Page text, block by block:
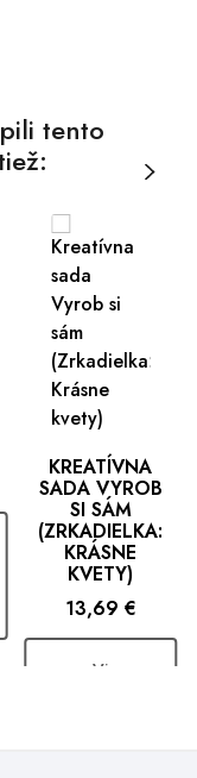
tento
KREATÍVNA
SADA VYROB
SI SÁM
(ZRKADIELKA:
KRÁSNE
KVETY)
Cena
13,69 €
Viac